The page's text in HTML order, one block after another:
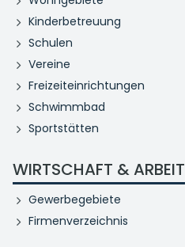
Kinderbetreuung
Schulen
Vereine
Freizeiteinrichtungen
Schwimmbad
Sportstätten
WIRTSCHAFT & ARBEIT
Gewerbegebiete
Firmenverzeichnis